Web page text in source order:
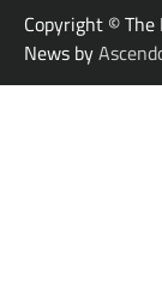
Copyright © The
News by